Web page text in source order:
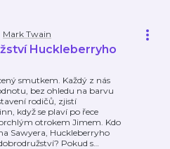
Mark Twain
Huckleberryho
smutkem. Každý z nás
bez ohledu na barvu
rodičů, zjistí
když se plaví po řece
otrokem Jimem. Kdo
Sawyera, Huckleberryho
Pokud s…